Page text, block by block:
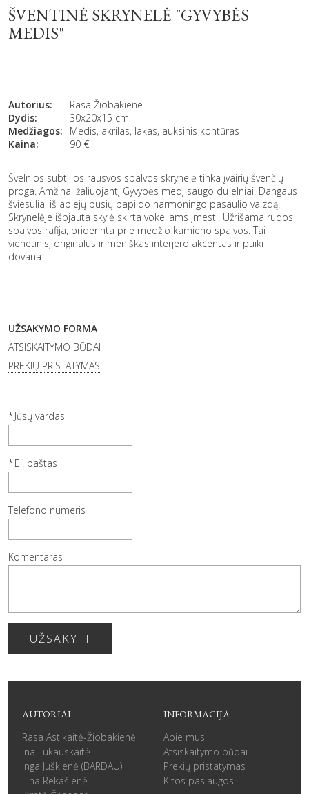
ŠVENTINĖ SKRYNELĖ "GYVYBĖS
MEDIS"
Autorius:
Rasa Žiobakiene
Dydis:
30x20x15 cm
Medžiagos:
Medis, akrilas, lakas, auksinis kontūras
Kaina:
90 €
Švelnios subtilios rausvos spalvos skrynelė tinka įvairių švenčių
proga. Amžinai žaliuojantį Gyvybės medį saugo du elniai. Dangaus
šviesuliai iš abiejų pusių papildo harmoningo pasaulio vaizdą.
Skrynelėje išpjauta skylė skirta vokeliams įmesti. Užrišama rudos
spalvos rafija, priderinta prie medžio kamieno spalvos. Tai
vienetinis, originalus ir meniškas interjero akcentas ir puiki
dovana.
UŽSAKYMO FORMA
ATSISKAITYMO BŪDAI
PREKIŲ PRISTATYMAS
Jūsų vardas
El. paštas
Telefono numeris
Komentaras
UŽSAKYTI
AUTORIAI
Rasa Astikaitė-Žiobakienė
Ina Lukauskaitė
Inga Juškienė (BARDAU)
Lina Rekašienė
INFORMACIJA
Apie mus
Atsiskaitymo būdai
Prekių pristatymas
Kitos paslaugos